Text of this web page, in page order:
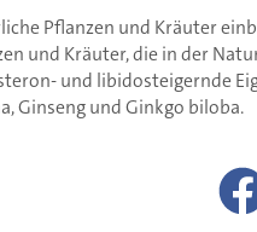
Pflanzen und Kräuter
und Kräuter, die in der
und libidosteigernde
Ginseng und Ginkgo biloba.